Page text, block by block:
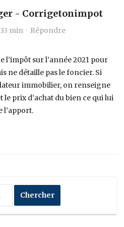
- Corrigetonimpot
min · Répondre
l’impôt sur l’année 2021 pour
ne détaille pas le foncier. Si
immobilier, on renseigne
prix d’achat du bien ce qui lui
l’apport.